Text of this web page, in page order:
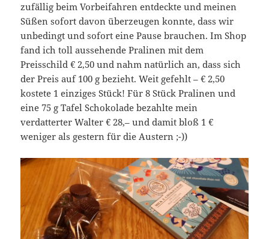
zufällig beim Vorbeifahren entdeckte und meinen
Süßen sofort davon überzeugen konnte, dass wir
unbedingt und sofort eine Pause brauchen. Im Shop
fand ich toll aussehende Pralinen mit dem
Preisschild € 2,50 und nahm natürlich an, dass sich
der Preis auf 100 g bezieht. Weit gefehlt – € 2,50
kostete 1 einziges Stück! Für 8 Stück Pralinen und
eine 75 g Tafel Schokolade bezahlte mein
verdatterter Walter € 28,– und damit bloß 1 €
weniger als gestern für die Austern ;-))